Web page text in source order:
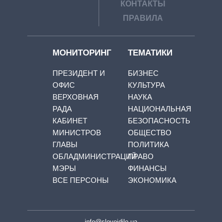
КОНТАКТЫ
ПРАВИЛА
МОНИТОРИНГ
ПРЕЗИДЕНТ И
ОФИС
ВЕРХОВНАЯ
РАДА
КАБИНЕТ
МИНИСТРОВ
ГЛАВЫ
ОБЛАДМИНИСТРАЦИЙ
МЭРЫ
ВСЕ ПЕРСОНЫ
ТЕМАТИКИ
БИЗНЕС
КУЛЬТУРА
НАУКА
НАЦИОНАЛЬНАЯ
БЕЗОПАСНОСТЬ
ОБЩЕСТВО
ПОЛИТИКА
ПРАВО
ФИНАНСЫ
ЭКОНОМИКА